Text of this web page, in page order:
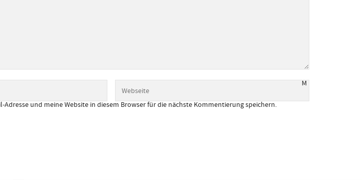
M
Adresse und meine Website in diesem Browser für die nächste Kommentierung speichern.